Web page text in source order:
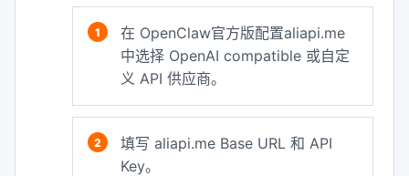
在 OpenClaw官方版配置aliapi.me
中选择 OpenAI compatible 或自定
义 API 供应商。
填写 aliapi.me Base URL 和 API
Key。